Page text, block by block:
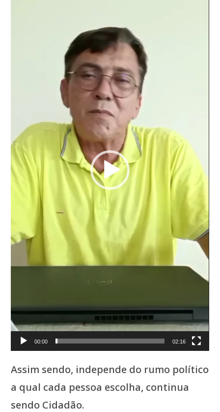
00:00 02:16
Assim sendo, independe do rumo político
a qual cada pessoa escolha, continua
sendo Cidadão.